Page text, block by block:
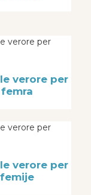
verore per
femra
verore per
femije